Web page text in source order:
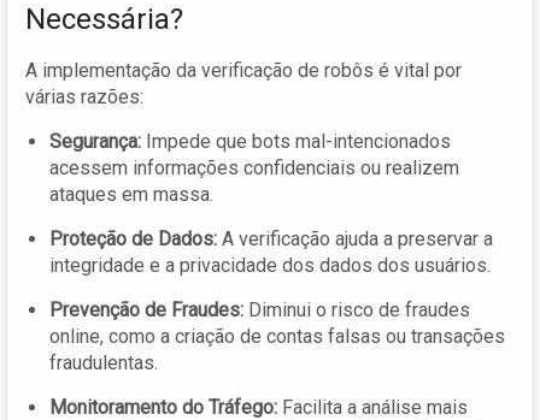
Necessária?
A implementação da verificação de robôs é vital por
várias razões:
Segurança: Impede que bots mal-intencionados
acessem informações confidenciais ou realizem
ataques em massa.
Proteção de Dados: A verificação ajuda a preservar a
integridade e a privacidade dos dados dos usuários.
Prevenção de Fraudes: Diminui o risco de fraudes
online, como a criação de contas falsas ou transações
fraudulentas.
Monitoramento do Tráfego: Facilita a análise mais